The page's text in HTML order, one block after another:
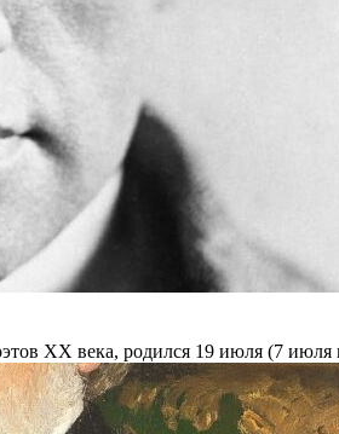
XX века, родился 19 июля (7 июля